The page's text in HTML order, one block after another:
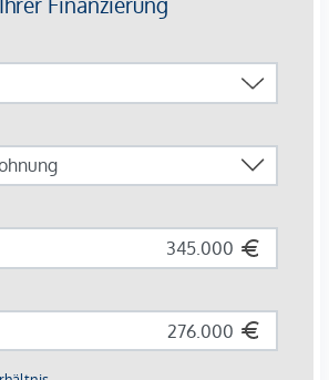
teilweise bis Ende 2029 befristet
Kaufpreis
20 % USt.
für die Wohnung beträgt
dass zwischen dem Vermittler und
Dritten ein familiäres oder
besteht.